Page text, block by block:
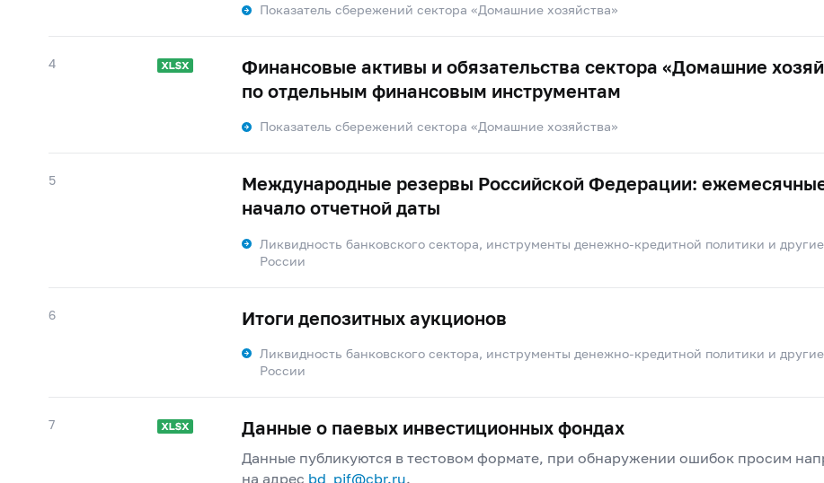
Показатель сбережений сектора «Домашние хозяйства»
4
Финансовые активы и обязательства сектора «Домашние
по отдельным финансовым инструментам
Показатель сбережений сектора «Домашние хозяйства»
5
Международные резервы Российской Федерации:
начало отчетной даты
Ликвидность банковского сектора, инструменты денежно-кредитной политики и
России
6 Итоги депозитных аукционов
Ликвидность банковского сектора, инструменты денежно-кредитной политики и
России
7 Данные о паевых инвестиционных фондах
Данные публикуются в тестовом формате, при обнаружении ошибок просим
на адрес bd_pif@cbr.ru.